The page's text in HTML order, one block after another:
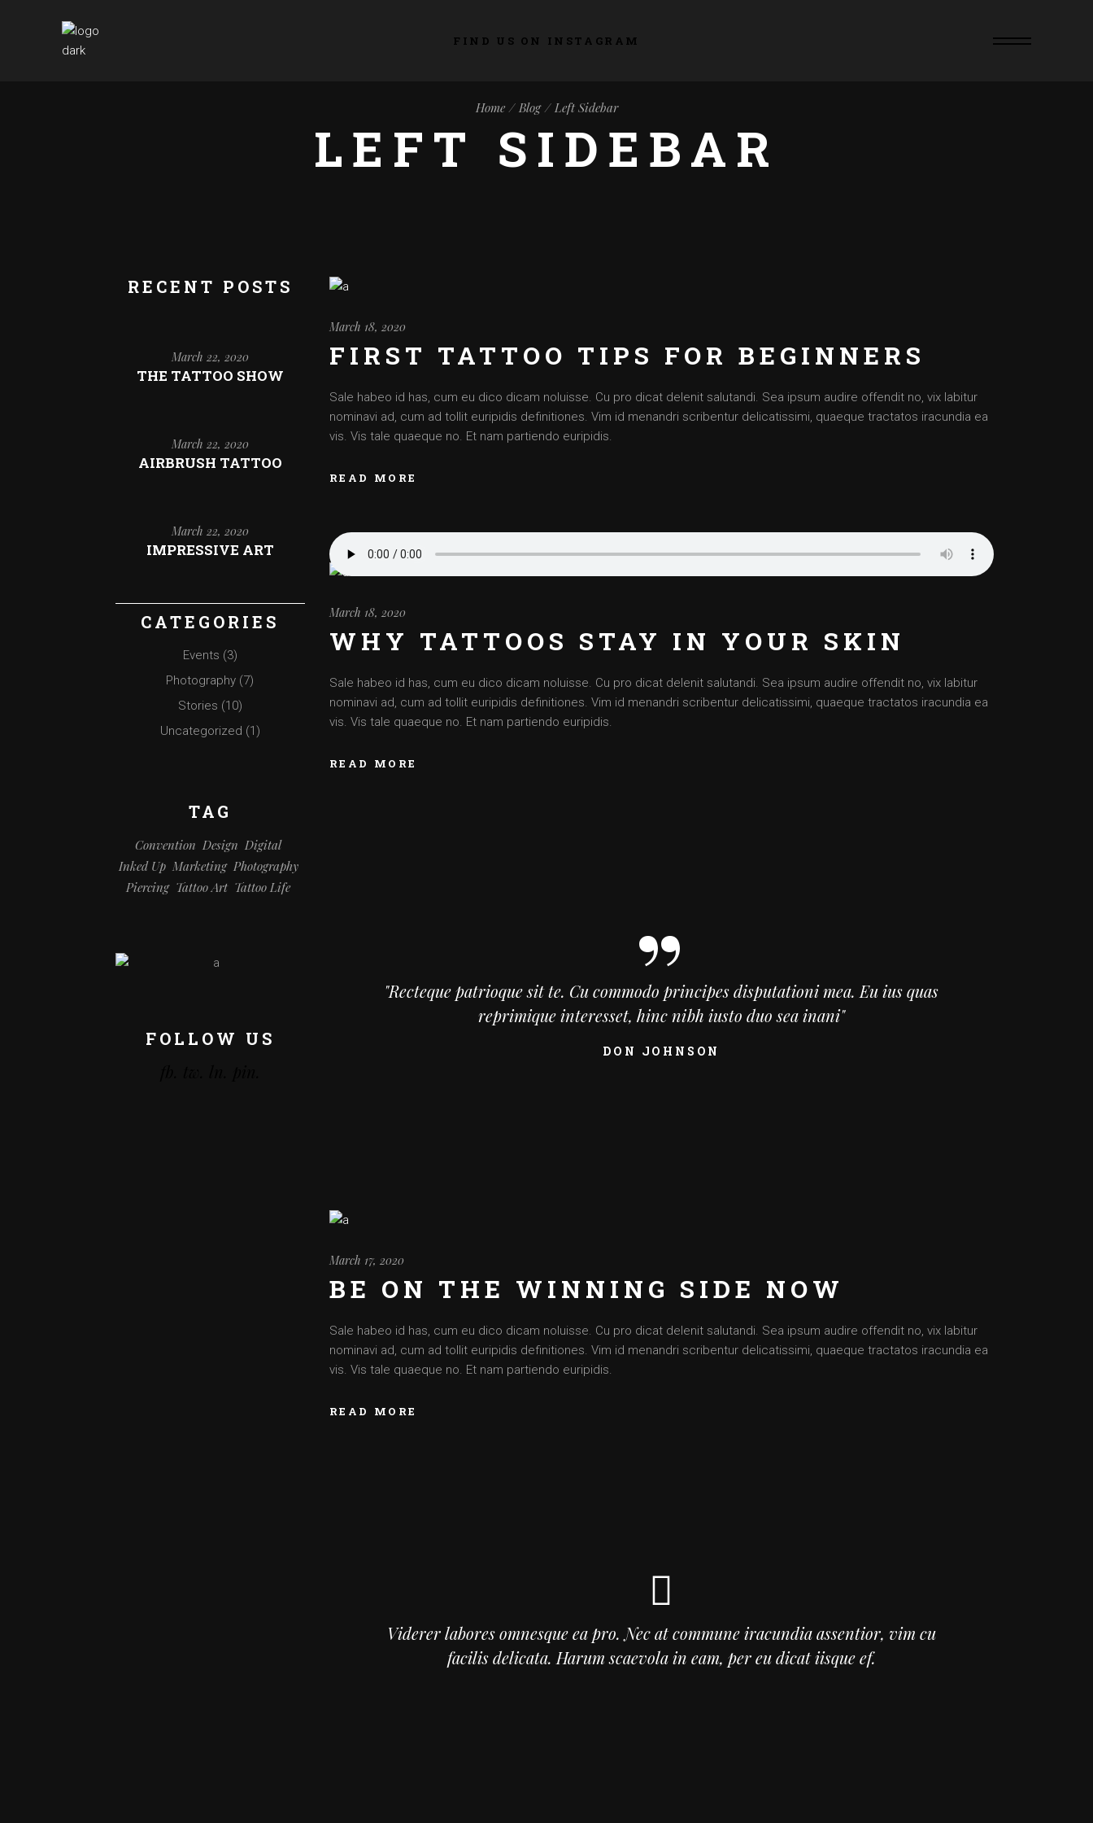
FIND US ON INSTAGRAM
Home Blog Left Sidebar
LEFT SIDEBAR
March 18, 2020
FIRST TATTOO TIPS FOR BEGINNERS
Sale habeo id has, cum eu dico dicam noluisse. Cu pro dicat delenit salutandi. Sea ipsum audire offendit no, vix labitur
nominavi ad, cum ad tollit euripidis definitiones. Vim id menandri scribentur delicatissimi, quaeque tractatos iracundia ea
vis. Vis tale quaeque no. Et nam partiendo euripidis.
READ MORE
March 18, 2020
WHY TATTOOS STAY IN YOUR SKIN
Sale habeo id has, cum eu dico dicam noluisse. Cu pro dicat delenit salutandi. Sea ipsum audire offendit no, vix labitur
nominavi ad, cum ad tollit euripidis definitiones. Vim id menandri scribentur delicatissimi, quaeque tractatos iracundia ea
vis. Vis tale quaeque no. Et nam partiendo euripidis.
READ MORE
"Recteque patrioque sit te. Cu commodo principes disputationi mea. Eu ius quas
reprimique interesset, hinc nibh iusto duo sea inani"
DON JOHNSON
March 17, 2020
BE ON THE WINNING SIDE NOW
Sale habeo id has, cum eu dico dicam noluisse. Cu pro dicat delenit salutandi. Sea ipsum audire offendit no, vix labitur
nominavi ad, cum ad tollit euripidis definitiones. Vim id menandri scribentur delicatissimi, quaeque tractatos iracundia ea
vis. Vis tale quaeque no. Et nam partiendo euripidis.
READ MORE
Viderer labores omnesque ea pro. Nec at commune iracundia assentior, vim cu
facilis delicata. Harum scaevola in eam, per eu dicat iisque ef.
RECENT POSTS
March 22, 2020
THE TATTOO SHOW
March 22, 2020
AIRBRUSH TATTOO
March 22, 2020
IMPRESSIVE ART
CATEGORIES
Events (3)
Photography (7)
Stories (10)
Uncategorized (1)
TAG
Convention Design Digital
Inked Up Marketing Photography
Piercing Tattoo Art Tattoo Life
FOLLOW US